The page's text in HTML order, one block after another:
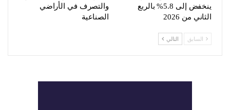
ينخفض إلى 5.8% بالربع
الثاني من 2026
والتصرف في الأراضي
الصناعية
السابق التالي